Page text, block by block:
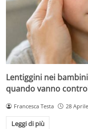
Lentiggini nei
quando vanno
Francesca Testa 28
Leggi di più